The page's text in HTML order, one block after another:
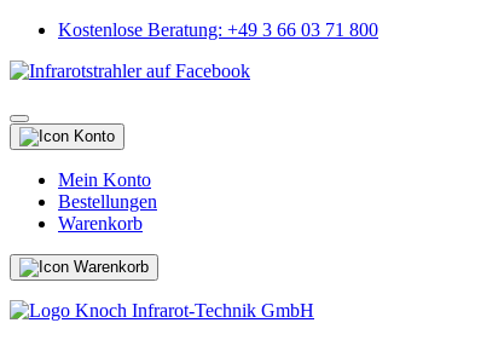
Kostenlose Beratung: +49 3 66 03 71 800
Mein Konto
Bestellungen
Warenkorb